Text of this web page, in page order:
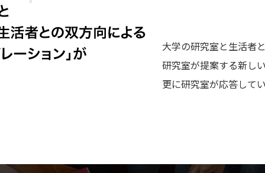
大学の研究室と生活者
研究室が提案する新し
更に研究室が応答して